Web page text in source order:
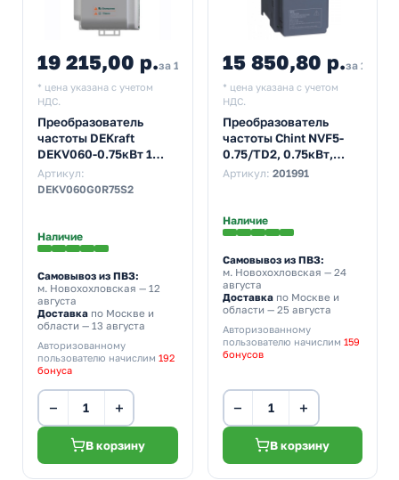
19 215,00 р.за 1 шт
* цена указана с учетом
НДС.
Преобразователь
частоты DEKraft
DEKV060-0.75кВт 1
фаза 220В
Артикул:
DEKV060G0R75S2
Наличие
Самовывоз из ПВЗ:
м. Новохохловская — 12
августа
Доставка по Москве и
области — 13 августа
Авторизованному
пользователю начислим 192
бонуса
− +
В корзину
15 850,80 р.за 1 шт
* цена указана с учетом
НДС.
Преобразователь
частоты Chint NVF5-
0.75/TD2, 0.75кВт,
220В 1Ф , общий тип
Артикул: 201991
Наличие
Самовывоз из ПВЗ:
м. Новохохловская — 24
августа
Доставкапо Москве и
области — 25 августа
Авторизованному
пользователю начислим 159
бонусов
− +
В корзину